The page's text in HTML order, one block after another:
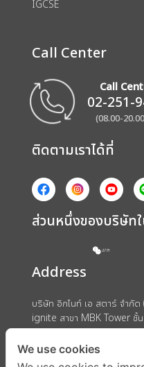
IGCSE
Call Center
Call
02-251-
(08.00-
ติดตามเราได้ที่
ส่วนหนึ่งของบริษัทใ
Address
บริษัท อิกไนท์ เอ สตาร์ จำกั
ignite สาขา MBK Tower ชั้
ถนนพญาไท แขวงวังใหม่ เข
We use cookies